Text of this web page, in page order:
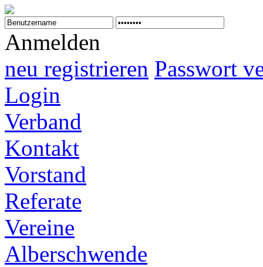
Anmelden
neu registrieren Passwort
Login
Verband
Kontakt
Vorstand
Referate
Vereine
Alberschwende